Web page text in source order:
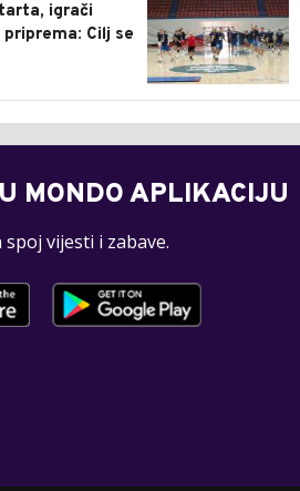
igrači
Cilj se
MONDO APLIKACIJU
spoj vijesti i zabave.